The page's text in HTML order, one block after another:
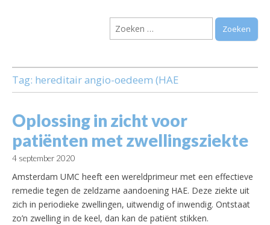
Vereniging
Arnhem e.o.
Zoeken
naar:
Tag: hereditair angio-oedeem (HAE
Oplossing in zicht voor
patiënten met zwellingsziekte
4 september 2020
Amsterdam UMC heeft een wereldprimeur met een effectieve
remedie tegen de zeldzame aandoening HAE. Deze ziekte uit
zich in periodieke zwellingen, uitwendig of inwendig. Ontstaat
zo’n zwelling in de keel, dan kan de patiënt stikken.